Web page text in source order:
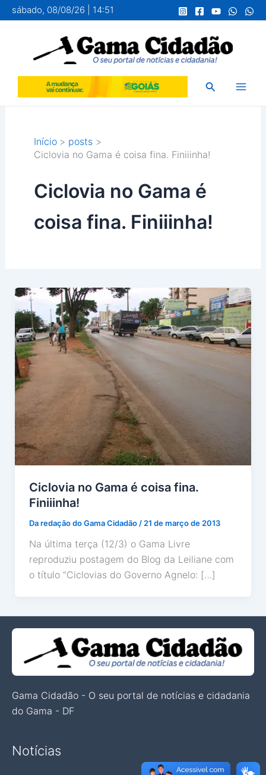
para
conteúdo
sábado, 08/08/26 | 14:51
Pesquisar
Início
posts
Ciclovia no Gama é coisa fina. Finiiinha!
Ciclovia no Gama é
coisa fina. Finiiinha!
Ciclovia no Gama é coisa fina.
Finiiinha!
Da redação do Gama Cidadão / 21 de março de 2013
Na última terça (12/3) o Gama Livre
reproduziu postagem do Blog da Leiliane com
o título “Ciclovias do Governo Agnelo: […]
Gama Cidadão - O seu portal de notícias e cidadania
do Gama - DF
Notícias